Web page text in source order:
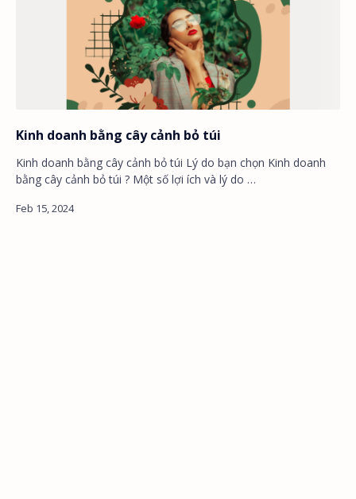
Kinh doanh bằng cây cảnh bỏ túi
Kinh doanh bằng cây cảnh bỏ túi Lý do bạn chọn Kinh doanh
bằng cây cảnh bỏ túi ? Một số lợi ích và lý do …